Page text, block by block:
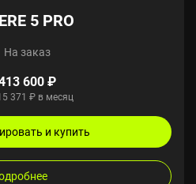
5 PRO
На заказ
600 ₽
371 ₽ в месяц
и купить